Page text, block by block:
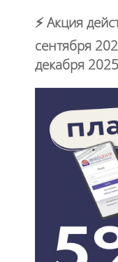
⚡ Акция
сентября
декабря 2025